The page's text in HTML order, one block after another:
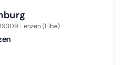
19309 Lenzen (Elbe)